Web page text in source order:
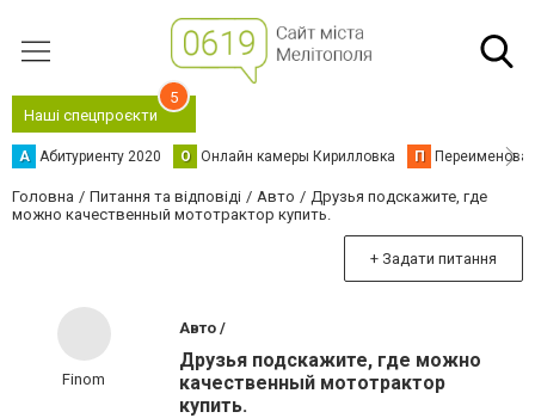
Наші спецпроєкти
5
А Абитуриенту 2020 О Онлайн камеры Кирилловка П
Головна Питання та відповіді Авто
Друзья подскажите, где
можно качественный мототрактор купить.
+ Задати питання
Finom
Авто /
Друзья подскажите, где можно
качественный мототрактор
купить.